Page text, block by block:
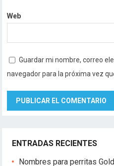
Web
Guardar mi nombre, correo
navegador para la próxima vez
ENTRADAS RECIENTES
Nombres para perritas